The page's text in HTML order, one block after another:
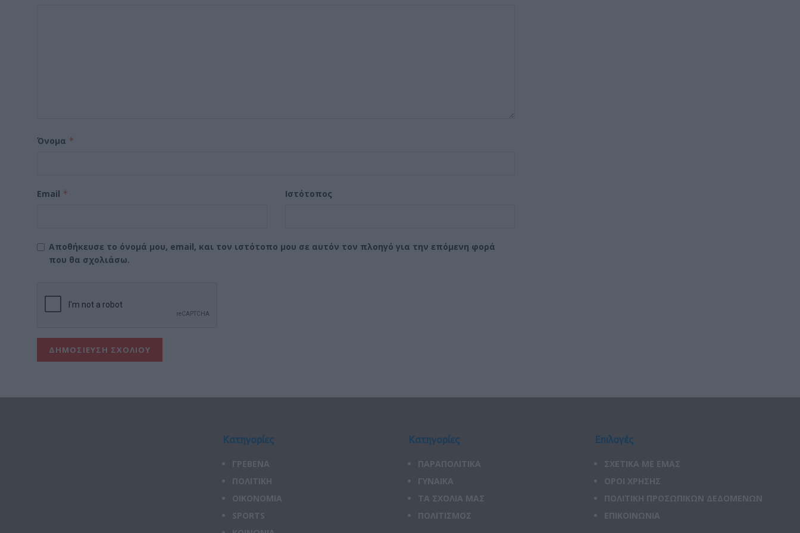
Όνομα *
Email * Ιστότοπος
Αποθήκευσε το όνομά μου, email, και τον ιστότοπο μου σε αυτόν τον πλοηγό για την επόμενη φορά
που θα σχολιάσω.
Κατηγορίες
ΓΡΕΒΕΝΑ
ΠΟΛΙΤΙΚΗ
ΟΙΚΟΝΟΜΙΑ
SPORTS
Κατηγορίες
ΠΑΡΑΠΟΛΙΤΙΚΑ
ΓΥΝΑΙΚΑ
ΤΑ ΣΧΟΛΙΑ ΜΑΣ
ΠΟΛΙΤΙΣΜΟΣ
Επιλογές
ΣΧΕΤΙΚΑ ΜΕ ΕΜΑΣ
ΟΡΟΙ ΧΡΗΣΗΣ
ΠΟΛΙΤΙΚΗ ΠΡΟΣΩΠΙΚΩΝ ΔΕΔΟΜΕΝΩΝ
ΕΠΙΚΟΙΝΩΝΙΑ